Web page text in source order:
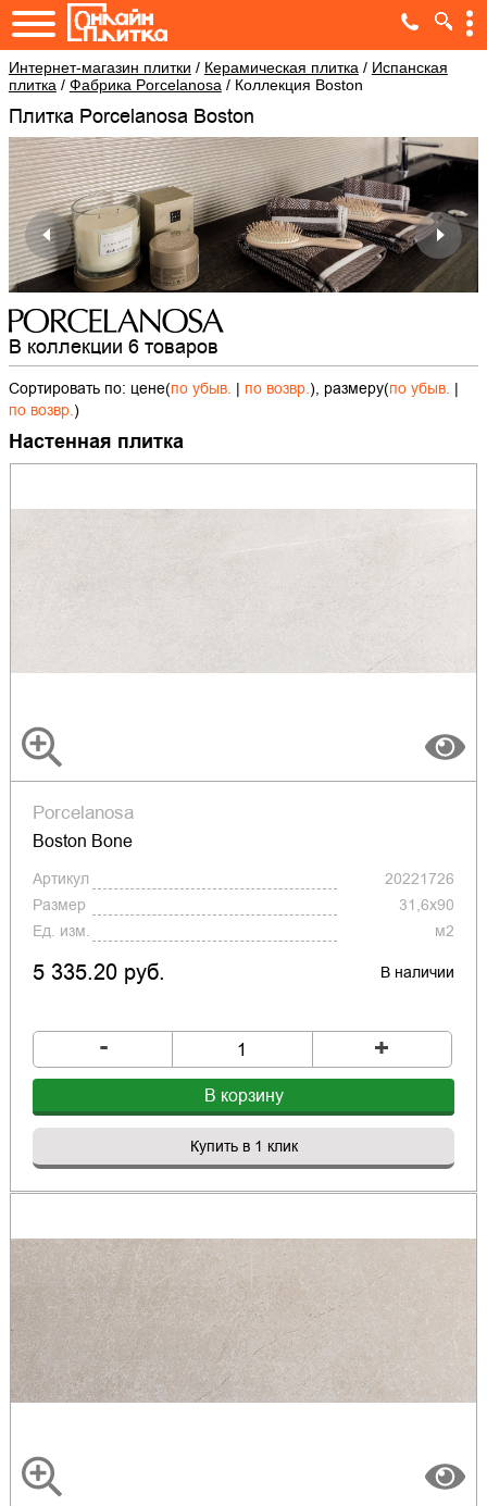
Интернет-магазин плитки / Керамическая плитка / Испанская
плитка / Фабрика Porcelanosa / Коллекция Boston
Плитка Porcelanosa Boston
В коллекции 6 товаров
Сортировать по: цене(по убыв. | по возвр.), размеру(по убыв. |
по возвр.)
Настенная плитка
Porcelanosa
Boston Bone
Артикул
20221726
Размер
31,6x90
Ед. изм.
м2
5 335.20 руб. В наличии
- +
В корзину
Купить в 1 клик